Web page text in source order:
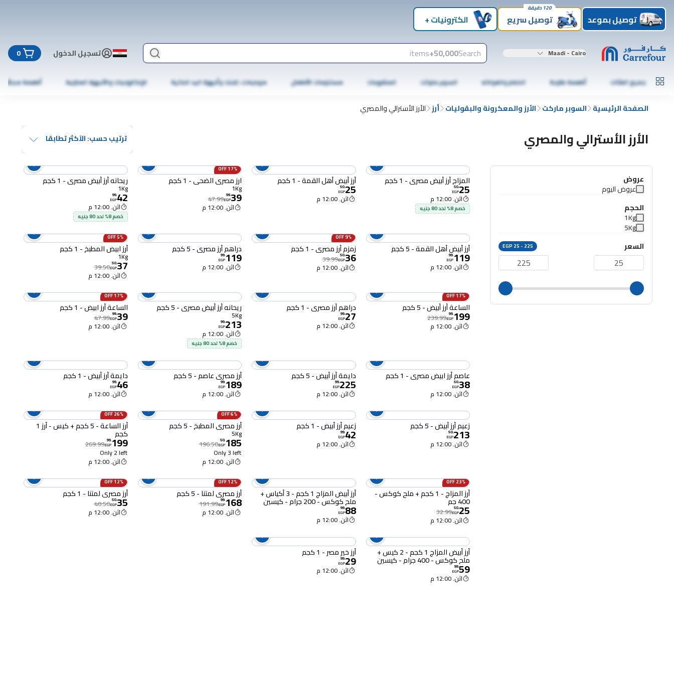
توصيل بموعد توصيل سريع
120 دقيقة
الكترونيات +
Maadi - Cairo
Search
50,000+
items تسجيل الدخول 0
جميع الفئات أطعمة طازجة الخضار والفواكه السوبر ماركت المشروبات مستلزمات الأطفال موبايلات، تابلت وأجهزة اليد الذكية الإلكترونيات والأجهزة المنزلية أطعمة مجمّدة
الصفحة الرئيسية السوبر ماركت الأرز والمعكرونة والبقوليات أرز الأرز الأسترالي والمصري
الأرز الأسترالي والمصري ترتيب حسب: الآكثر تطابقا
عروض
عروض اليوم
الحجم
1Kg
5Kg
السعر
EGP 25 - 225
المزاج أرز أبيض مصري - 1 كجم
25
.
50
EGP
اثن. 12:00 م
خصم 8% لحد 80 جنيه
أرز أبيض أهل القمة - 1 كجم
25
.
50
EGP
اثن. 12:00 م
17% OFF
ارز مصرى الضحى - 1 كجم
1Kg
39
.
99
EGP
47.99
اثن. 12:00 م
ريحانه أرز أبيض مصري - 1 كجم
1Kg
42
.
99
EGP
اثن. 12:00 م
خصم 8% لحد 80 جنيه
أرز أبيض أهل القمة - 5 كجم
119
.
99
EGP
اثن. 12:00 م
9% OFF
زمزم أرز مصري - 1 كجم
36
.
50
EGP
39.99
اثن. 12:00 م
دراهم أرز مصري - 5 كجم
119
.
99
EGP
اثن. 12:00 م
5% OFF
أرز ابيض المطبخ - 1 كجم
1Kg
37
.
50
EGP
39.50
اثن. 12:00 م
17% OFF
الساعة أرز أبيض - 5 كجم
199
.
99
EGP
239.99
اثن. 12:00 م
دراهم أرز مصري - 1 كجم
27
.
99
EGP
اثن. 12:00 م
ريحانه أرز أبيض مصري - 5 كجم
5Kg
213
.
99
EGP
اثن. 12:00 م
خصم 8% لحد 80 جنيه
17% OFF
الساعة أرز ابيض - 1 كجم
39
.
99
EGP
47.99
اثن. 12:00 م
عاصم أرز ابيض مصري - 1 كجم
38
.
50
EGP
اثن. 12:00 م
دايمة أرز أبيض - 5 كجم
225
.
99
EGP
اثن. 12:00 م
أرز مصري عاصم - 5 كجم
189
.
99
EGP
اثن. 12:00 م
دايمة أرز أبيض - 1 كجم
46
.
99
EGP
اثن. 12:00 م
زعيم أرز أبيض - 5 كجم
213
.
50
EGP
اثن. 12:00 م
زعيم أرز أبيض - 1 كجم
42
.
99
EGP
اثن. 12:00 م
6% OFF
أرز مصري المطبخ - 5 كجم
5Kg
185
.
50
EGP
196.50
Only 3 left
اثن. 12:00 م
26% OFF
أرز الساعة - 5 كجم + كيس - أرز 1
كجم
199
.
99
EGP
269.99
Only 2 left
اثن. 12:00 م
23% OFF
أرز المزاج - 1 كجم + ملح كوكس -
400 جم
25
.
50
EGP
32.99
اثن. 12:00 م
أرز أبيض المزاج 1 كجم - 3 أكياس +
ملح كوكس - 200 جرام - كيسين
88
.
99
EGP
اثن. 12:00 م
12% OFF
أرز مصري لمتنا - 5 كجم
168
.
99
EGP
191.99
اثن. 12:00 م
12% OFF
أرز مصري لمتنا - 1 كجم
35
.
50
EGP
40.50
اثن. 12:00 م
أرز أبيض المزاج 1 كجم - 2 كيس +
ملح كوكس - 400 جرام - كيسين
59
.
99
EGP
اثن. 12:00 م
أرز خير مصر - 1 كجم
29
.
99
EGP
اثن. 12:00 م